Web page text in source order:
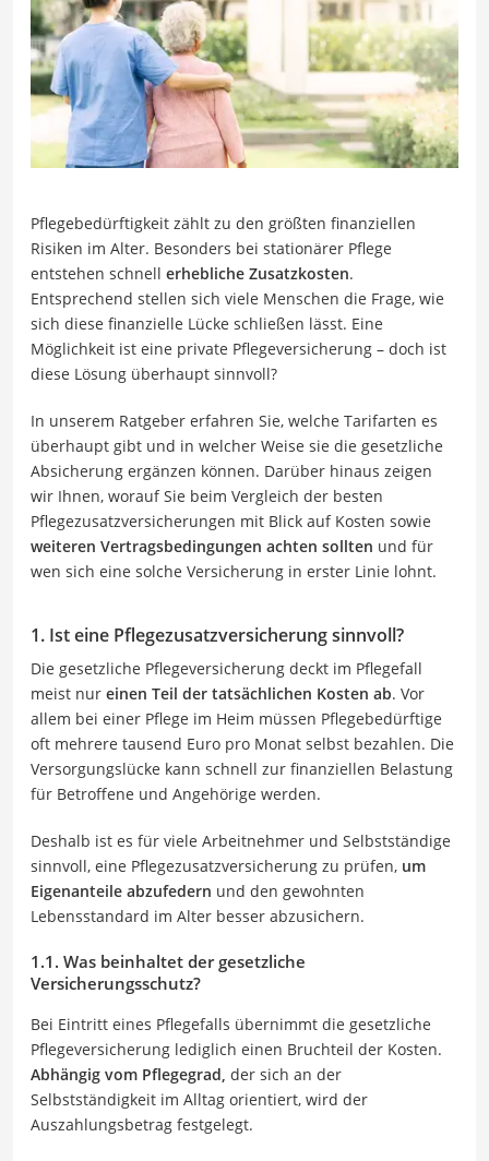
Pflegebedürftigkeit zählt zu den größten finanziellen
Risiken im Alter. Besonders bei stationärer Pflege
entstehen schnell erhebliche Zusatzkosten.
Entsprechend stellen sich viele Menschen die Frage, wie
sich diese finanzielle Lücke schließen lässt. Eine
Möglichkeit ist eine private Pflegeversicherung – doch ist
diese Lösung überhaupt sinnvoll?
In unserem Ratgeber erfahren Sie, welche Tarifarten es
überhaupt gibt und in welcher Weise sie die gesetzliche
Absicherung ergänzen können. Darüber hinaus zeigen
wir Ihnen, worauf Sie beim Vergleich der besten
Pflegezusatzversicherungen mit Blick auf Kosten sowie
weiteren Vertragsbedingungen achten sollten und für
wen sich eine solche Versicherung in erster Linie lohnt.
1. Ist eine Pflegezusatzversicherung sinnvoll?
Die gesetzliche Pflegeversicherung deckt im Pflegefall
meist nur einen Teil der tatsächlichen Kosten ab. Vor
allem bei einer Pflege im Heim müssen Pflegebedürftige
oft mehrere tausend Euro pro Monat selbst bezahlen. Die
Versorgungslücke kann schnell zur finanziellen Belastung
für Betroffene und Angehörige werden.
Deshalb ist es für viele Arbeitnehmer und Selbstständige
sinnvoll, eine Pflegezusatzversicherung zu prüfen, um
Eigenanteile abzufedern und den gewohnten
Lebensstandard im Alter besser abzusichern.
1.1. Was beinhaltet der gesetzliche
Versicherungsschutz?
Bei Eintritt eines Pflegefalls übernimmt die gesetzliche
Pflegeversicherung lediglich einen Bruchteil der Kosten.
Abhängig vom Pflegegrad, der sich an der
Selbstständigkeit im Alltag orientiert, wird der
Auszahlungsbetrag festgelegt.